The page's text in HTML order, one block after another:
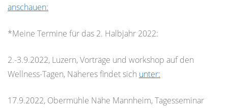
anschauen:
*Meine Termine für das 2. Halbjahr 2022:
2.-3.9.2022, Luzern, Vorträge und workshop auf den
Wellness-Tagen, Näheres findet sich unter:
17.9.2022, Obermühle Nähe Mannheim, Tagesseminar